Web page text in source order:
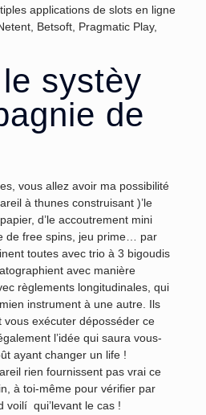
applications de slots en ligne
Betsoft, Pragmatic Play,
systèy
de
vous allez avoir ma possibilité
à thunes construisant )’le
d’le accoutrement mini
de free spins, jeu prime… par
toutes avec trio à 3 bigoudis
avec manière
règlements longitudinales, qui
instrument à une autre. Ils
exécuter déposséder ce
l’idée qui saura vous-
ayant changer un life !
rien fournissent pas vrai ce
à toi-même pour vérifier par
voilí qui’levant le cas !